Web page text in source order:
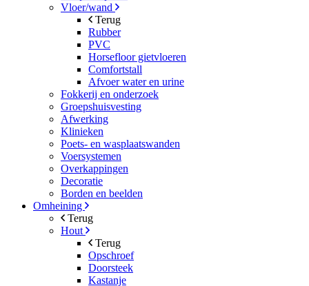
Vloer/wand
Terug
Rubber
PVC
Horsefloor gietvloeren
Comfortstall
Afvoer water en urine
Fokkerij en onderzoek
Groepshuisvesting
Afwerking
Klinieken
Poets- en wasplaatswanden
Voersystemen
Overkappingen
Decoratie
Borden en beelden
Omheining
Terug
Hout
Terug
Opschroef
Doorsteek
Kastanje